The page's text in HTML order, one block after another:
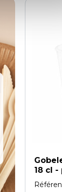
18 cl -